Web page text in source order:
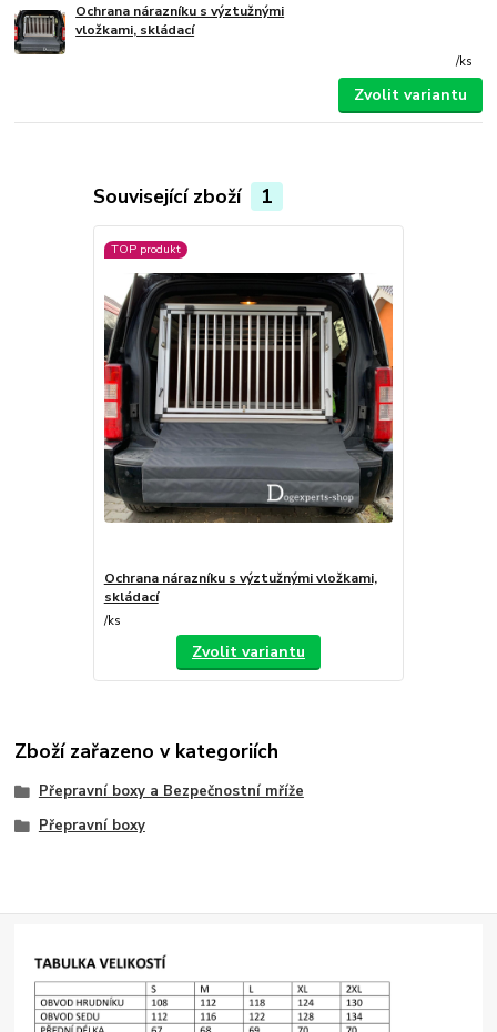
Ochrana nárazníku s výztužnými
vložkami, skládací
/ks
Zvolit variantu
Související zboží 1
TOP produkt
Ochrana nárazníku s výztužnými vložkami,
skládací
/ks
Zvolit variantu
Zboží zařazeno v kategoriích
Přepravní boxy a Bezpečnostní mříže
Přepravní boxy